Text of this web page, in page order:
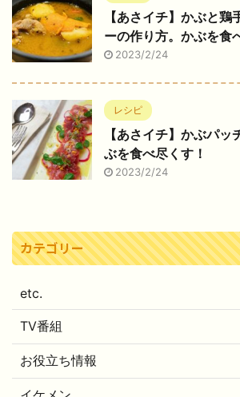
【あさイチ】かぶと鶏
ーの作り方。かぶを食
2023/2/24
レシピ
【あさイチ】かぶパ
ぶを食べ尽くす！
2023/2/24
カテゴリー
etc.
TV番組
お役立ち情報